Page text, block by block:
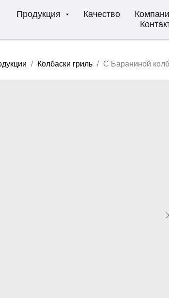
Продукция Качество
Колбаски гриль С Бараниной